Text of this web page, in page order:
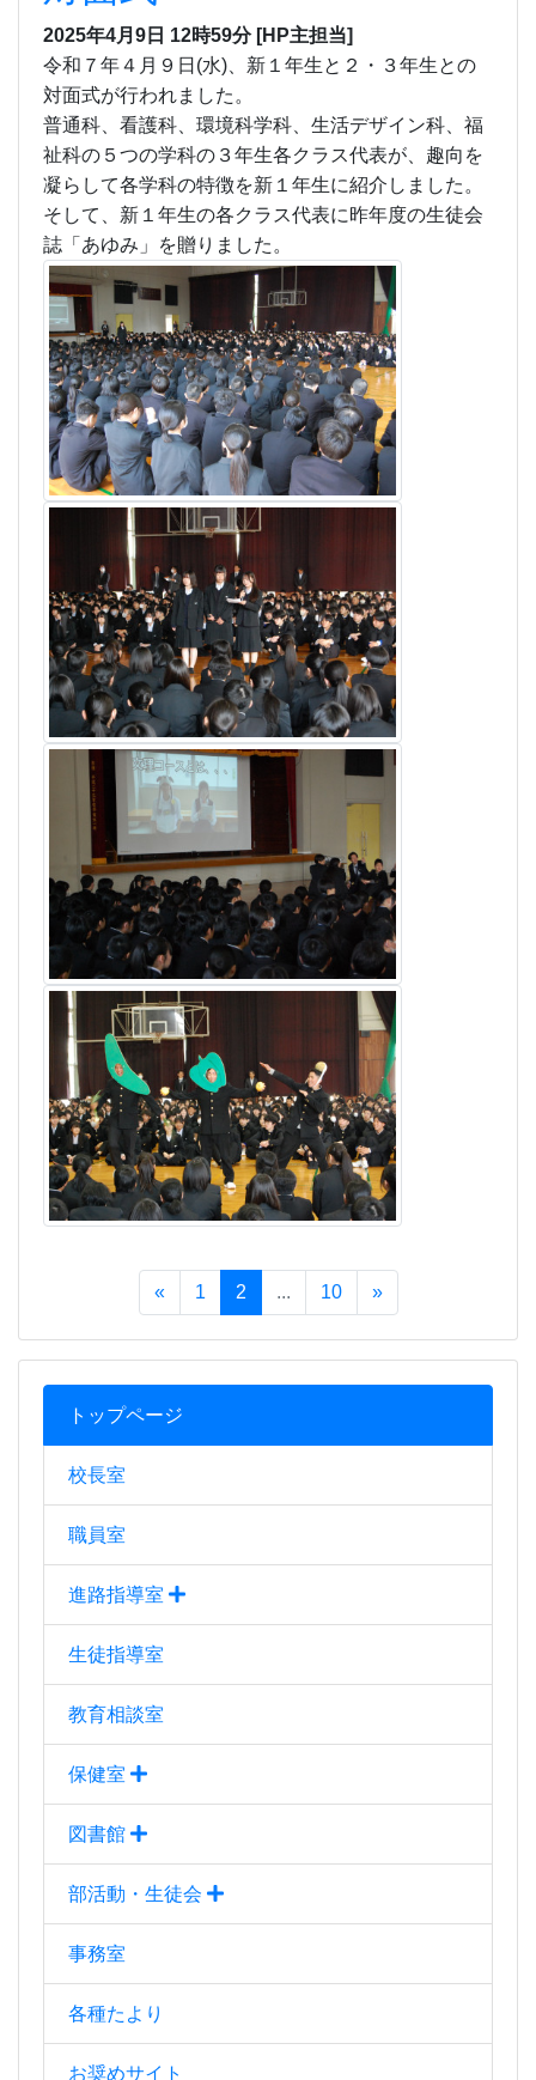
トップページ
校長室
進路指導室
生徒指導室
教育相談室
保健室
図書館
部活動・生徒会
事務室
各種たより
お奨めサイト
« 1 2 ... 10 »